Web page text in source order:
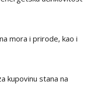
mora i prirode, kao i
kupovinu stana na